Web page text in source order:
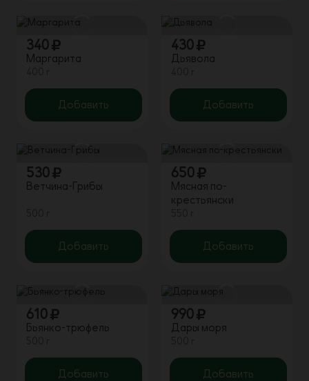
340
Маргарита
Добавить
430
Дьявола
Добавить
530
Ветчина-Грибы
Добавить
650
Мясная по-
крестьянски
Добавить
610
Бьянко-трюфель
Добавить
990
Дары моря
Добавить